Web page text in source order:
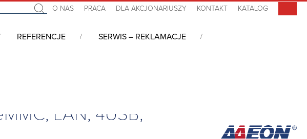
O NAS PRACA DLA AKCJONARIUSZY KONTAKT KATALOG
REFERENCJE SERWIS – REKLAMACJE
LAN, 4USB,